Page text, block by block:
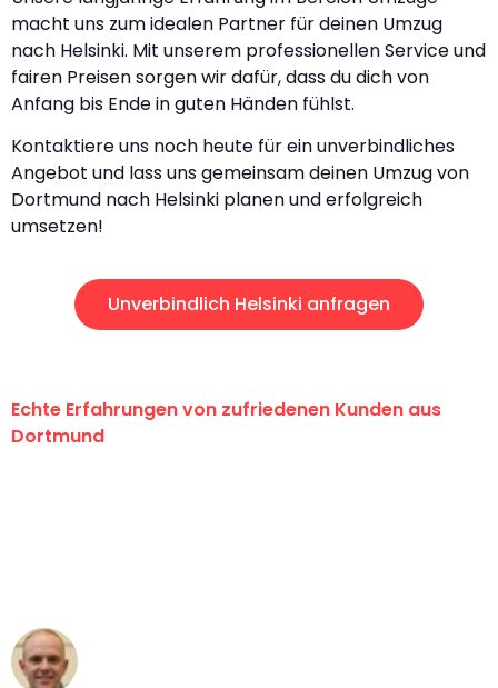
macht uns zum idealen Partner für deinen Umzug
nach Helsinki. Mit unserem professionellen Service und
fairen Preisen sorgen wir dafür, dass du dich von
Anfang bis Ende in guten Händen fühlst.
Kontaktiere uns noch heute für ein unverbindliches
Angebot und lass uns gemeinsam deinen Umzug von
Dortmund nach Helsinki planen und erfolgreich
umsetzen!
Unverbindlich Helsinki anfragen
Echte Erfahrungen von zufriedenen Kunden aus
Dortmund